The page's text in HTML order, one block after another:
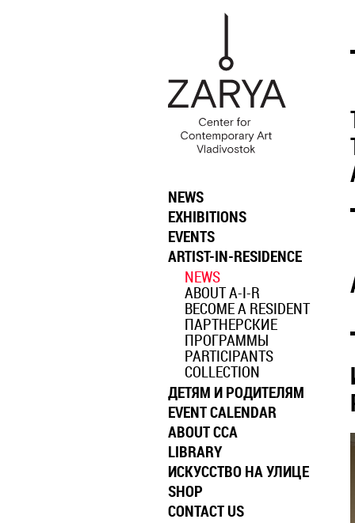
NEWS
EXHIBITIONS
EVENTS
ARTIST-IN-RESIDENCE
NEWS
ABOUT A-I-R
BECOME A RESIDENT
ПАРТНЕРСКИЕ
ПРОГРАММЫ
PARTICIPANTS
COLLECTION
ДЕТЯМ И РОДИТЕЛЯМ
EVENT CALENDAR
ABOUT CCA
LIBRARY
ИСКУССТВО НА УЛИЦЕ
SHOP
CONTACT US